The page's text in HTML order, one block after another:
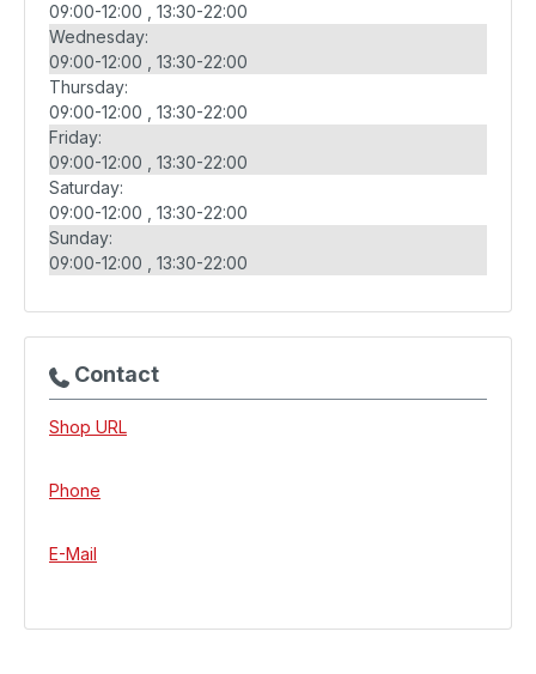
09:00-12:00
13:30-22:00
Wednesday:
09:00-12:00
13:30-22:00
Thursday:
09:00-12:00
13:30-22:00
Friday:
09:00-12:00
13:30-22:00
Saturday:
09:00-12:00
13:30-22:00
Sunday:
09:00-12:00
13:30-22:00
Contact
Shop URL
Phone
E-Mail